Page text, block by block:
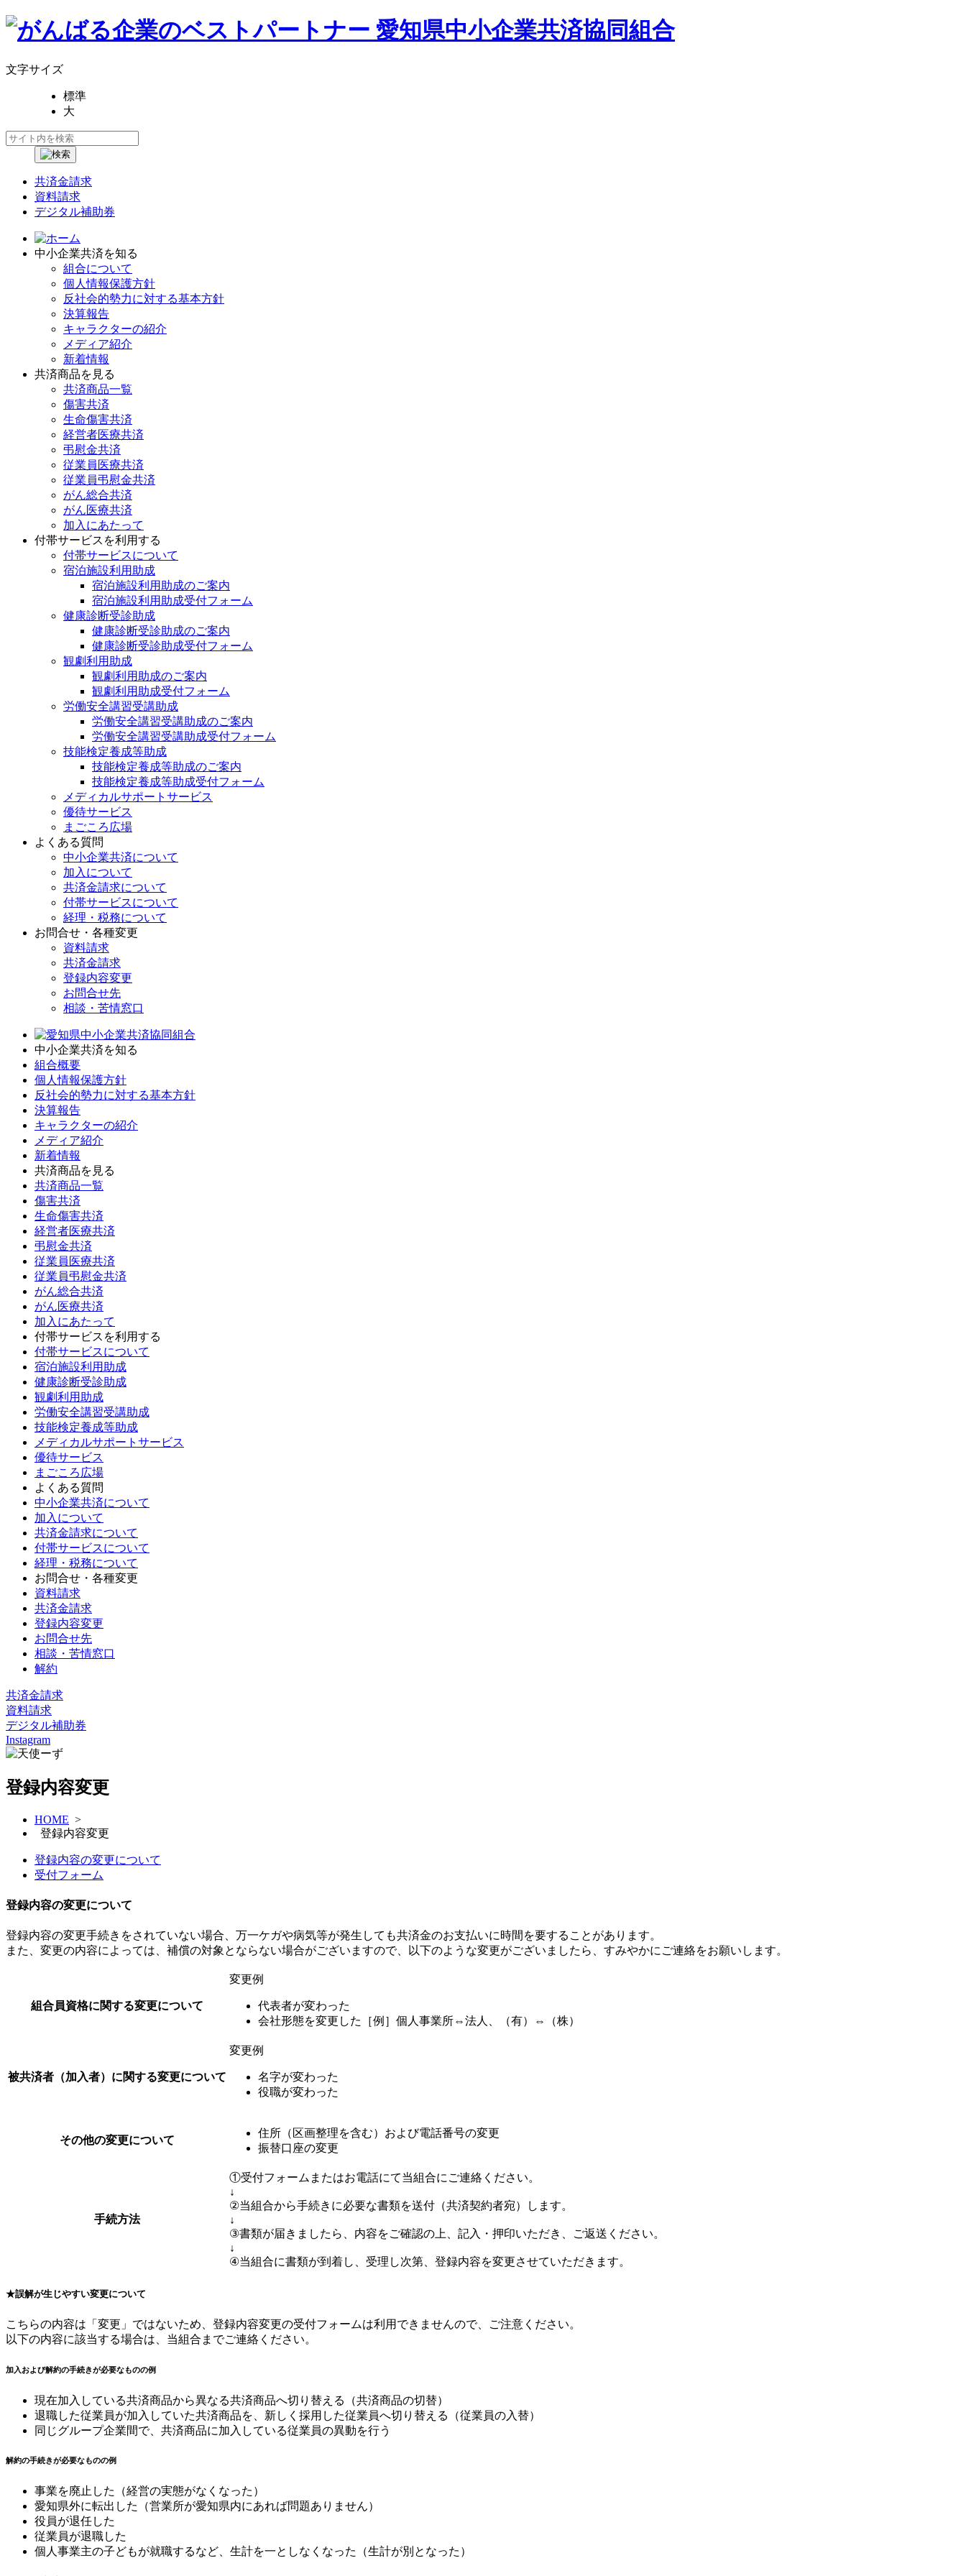
文字サイズ
標準
大
共済金請求
資料請求
デジタル補助券
中小企業共済を知る
組合について
個人情報保護方針
反社会的勢力に対する基本方針
決算報告
キャラクターの紹介
メディア紹介
新着情報
共済商品を見る
共済商品一覧
傷害共済
生命傷害共済
経営者医療共済
弔慰金共済
従業員医療共済
従業員弔慰金共済
がん総合共済
がん医療共済
加入にあたって
付帯サービスを利用する
付帯サービスについて
宿泊施設利用助成
宿泊施設利用助成のご案内
宿泊施設利用助成受付フォーム
健康診断受診助成
健康診断受診助成のご案内
健康診断受診助成受付フォーム
観劇利用助成
観劇利用助成のご案内
観劇利用助成受付フォーム
労働安全講習受講助成
労働安全講習受講助成のご案内
労働安全講習受講助成受付フォーム
技能検定養成等助成
技能検定養成等助成のご案内
技能検定養成等助成受付フォーム
メディカルサポートサービス
優待サービス
まごころ広場
よくある質問
中小企業共済について
加入について
共済金請求について
付帯サービスについて
経理・税務について
お問合せ・各種変更
資料請求
共済金請求
登録内容変更
お問合せ先
相談・苦情窓口
中小企業共済を知る
組合概要
個人情報保護方針
反社会的勢力に対する基本方針
決算報告
キャラクターの紹介
メディア紹介
新着情報
共済商品を見る
共済商品一覧
傷害共済
生命傷害共済
経営者医療共済
弔慰金共済
従業員医療共済
従業員弔慰金共済
がん総合共済
がん医療共済
加入にあたって
付帯サービスを利用する
付帯サービスについて
宿泊施設利用助成
健康診断受診助成
観劇利用助成
労働安全講習受講助成
技能検定養成等助成
メディカルサポートサービス
優待サービス
まごころ広場
よくある質問
中小企業共済について
加入について
共済金請求について
付帯サービスについて
経理・税務について
お問合せ・各種変更
資料請求
共済金請求
登録内容変更
お問合せ先
相談・苦情窓口
解約
共済金請求
資料請求
デジタル補助券
Instagram
登録内容変更
HOME >
登録内容変更
登録内容の変更について
受付フォーム
登録内容の変更について
登録内容の変更手続きをされていない場合、万一ケガや病気等が発生しても共済金のお支払いに時間を要することがあります。
また、変更の内容によっては、補償の対象とならない場合がございますので、以下のような変更がございましたら、すみやかにご連絡をお願いします。
組合員資格に関する変更について
変更例
代表者が変わった
会社形態を変更した［例］個人事業所⇔法人、（有）⇔（株）
被共済者（加入者）に関する変更について
変更例
名字が変わった
役職が変わった
その他の変更について
住所（区画整理を含む）および電話番号の変更
振替口座の変更
手続方法
①受付フォームまたはお電話にて当組合にご連絡ください。
↓
②当組合から手続きに必要な書類を送付（共済契約者宛）します。
↓
③書類が届きましたら、内容をご確認の上、記入・押印いただき、ご返送ください。
↓
④当組合に書類が到着し、受理し次第、登録内容を変更させていただきます。
★誤解が生じやすい変更について
こちらの内容は「変更」ではないため、登録内容変更の受付フォームは利用できませんので、ご注意ください。
以下の内容に該当する場合は、当組合までご連絡ください。
加入および解約の手続きが必要なものの例
現在加入している共済商品から異なる共済商品へ切り替える（共済商品の切替）
退職した従業員が加入していた共済商品を、新しく採用した従業員へ切り替える（従業員の入替）
同じグループ企業間で、共済商品に加入している従業員の異動を行う
解約の手続きが必要なものの例
事業を廃止した（経営の実態がなくなった）
愛知県外に転出した（営業所が愛知県内にあれば問題ありません）
役員が退任した
従業員が退職した
個人事業主の子どもが就職するなど、生計を一としなくなった（生計が別となった）